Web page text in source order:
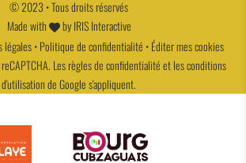
© 2023 • Tous droits réservés
Made with
byIRIS Interactive
légales•Politique de confidentialité •Éditer mes cookies
Lesrègles de confidentialitéet lesconditions
d'utilisationde Google s'appliquent.